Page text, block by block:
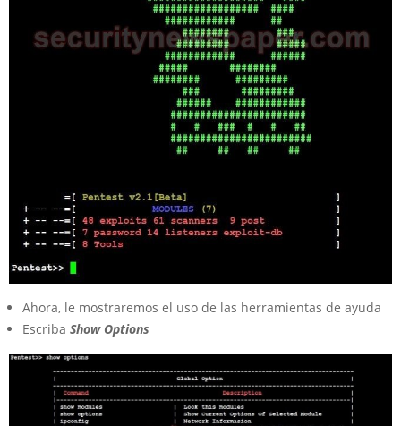
Ahora, le mostraremos el uso de las herramientas de ayuda
Escriba Show Options